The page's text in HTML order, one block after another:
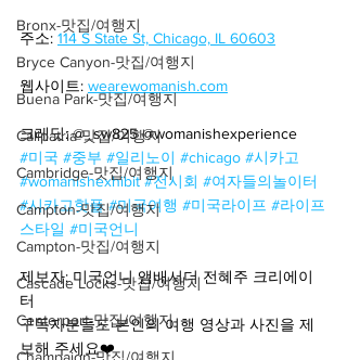
Bronx-맛집/여행지
Bryce Canyon-맛집/여행지
Buena Park-맛집/여행지
Calipatria-맛집/여행지
Cambridge-맛집/여행지
Campton-맛집/여행지
Campton-맛집/여행지
Cascade Locks-맛집/여행지
Centerport-맛집/여행지
주소: 114 S State St, Chicago, IL 60603
웹사이트: wearewomanish.com
크레딧: @_sw825 @womanishexperience
#미국 #중부 #일리노이 #chicago #시카고
#womanishexhibit #전시회 #여자들의놀이터
#시카고핫플 #미국여행 #미국라이프 #라이프
스타일 #미국언니
제보자: 미국언니 앰배서더 전혜주 크리에이
터
구독자분들도 본인의 여행 영상과 사진을 제
보해 주세요❤️